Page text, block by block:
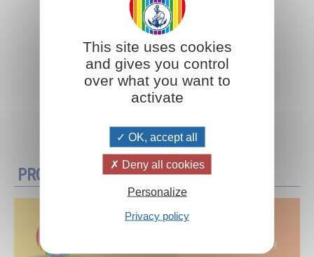
Aggiungi al carrello
PROMOZIONI
This site uses cookies
and gives you control
over what you want to
activate
OK, accept all
Deny all cookies
Personalize
Privacy policy